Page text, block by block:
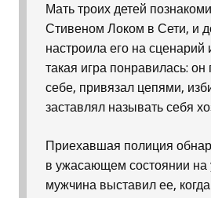
Мать троих детей
Стивеном Локом в Сети, и
настроила его на сценарий
такая игра понравилась: он
себе, привязал цепями,
заставлял называть себя
Приехавшая полиция
в ужасающем состоянии на
мужчина выставил ее,